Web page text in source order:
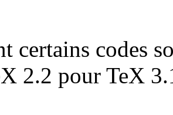
certains codes
2.2 pour TeX